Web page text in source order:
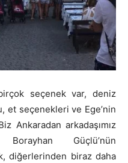
seçenek var, deniz
et seçenekleri ve Ege’nin
Ankaradan arkadaşımız
Güçlü’nün
diğerlerinden biraz daha